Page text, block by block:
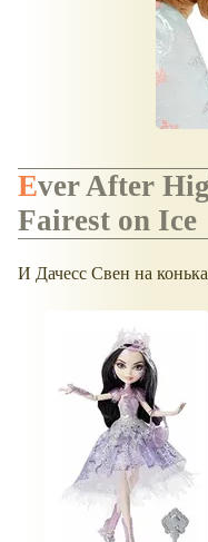
Ever After High Duchess Swan
Fairest on Ice
И Дачесс Свен на